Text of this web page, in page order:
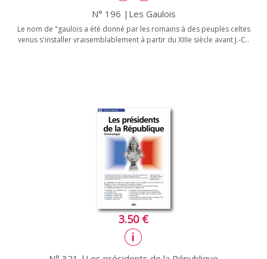
N° 196 |Les Gaulois
Le nom de "gaulois a été donné par les romains à des peuples celtes
venus s'installer vraisemblablement à partir du XIIIe siècle avant J.-C..
3.50 €